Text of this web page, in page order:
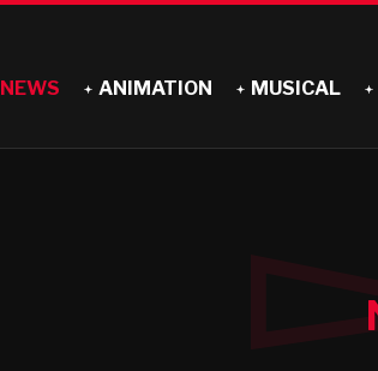
NEWS ANIMATION MUSICAL